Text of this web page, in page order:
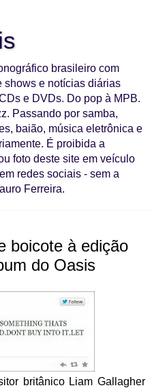
brasileiro com
shows e notícias diárias
e DVDs. Do pop à MPB.
Passando por samba,
baião, música eletrônica e
É proibida a
foto deste site em veículo
redes sociais - sem a
Ferreira.
boicote à edição
do Oasis
britânico Liam Gallagher